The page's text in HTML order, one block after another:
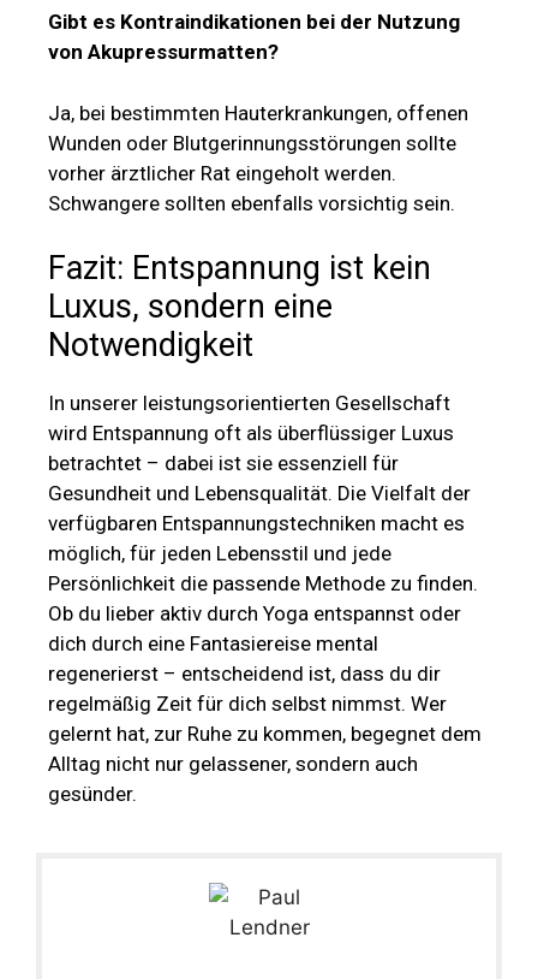
Gibt es Kontraindikationen bei der Nutzung
von Akupressurmatten?
Ja, bei bestimmten Hauterkrankungen, offenen
Wunden oder Blutgerinnungsstörungen sollte
vorher ärztlicher Rat eingeholt werden.
Schwangere sollten ebenfalls vorsichtig sein.
Fazit: Entspannung ist kein
Luxus, sondern eine
Notwendigkeit
In unserer leistungsorientierten Gesellschaft
wird Entspannung oft als überflüssiger Luxus
betrachtet – dabei ist sie essenziell für
Gesundheit und Lebensqualität. Die Vielfalt der
verfügbaren Entspannungstechniken macht es
möglich, für jeden Lebensstil und jede
Persönlichkeit die passende Methode zu finden.
Ob du lieber aktiv durch Yoga entspannst oder
dich durch eine Fantasiereise mental
regenerierst – entscheidend ist, dass du dir
regelmäßig Zeit für dich selbst nimmst. Wer
gelernt hat, zur Ruhe zu kommen, begegnet dem
Alltag nicht nur gelassener, sondern auch
gesünder.